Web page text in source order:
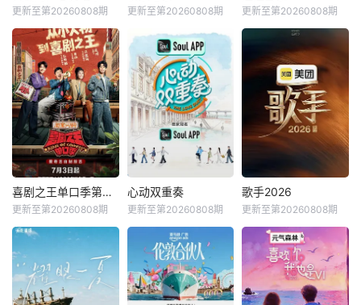
更新至第20260808期 更新至第20260808期 更新至第20260808期
喜剧之王单口季第三季
更新至第20260808期
心动双重奏
更新至第20260808期
歌手2026
更新至第20260808期